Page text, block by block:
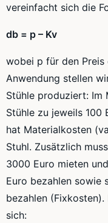
vereinfacht sich die
db = p – Kv
wobei p für den
Anwendung stellen
Stühle produziert: Im
Stühle zu jeweils 100
hat Materialkosten
Stuhl. Zusätzlich
3000 Euro mieten
Euro bezahlen sowie
bezahlen
sich: